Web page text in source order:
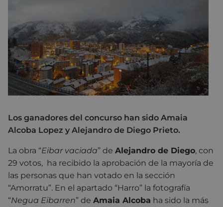
Los ganadores del concurso han sido Amaia
Alcoba Lopez y Alejandro de Diego Prieto.
La obra “Eibar vaciada” de Alejandro de Diego, con
29 votos, ha recibido la aprobación de la mayoría de
las personas que han votado en la sección
“Amorratu”. En el apartado “Harro” la fotografía
“Negua Eibarren” de Amaia Alcoba ha sido la más